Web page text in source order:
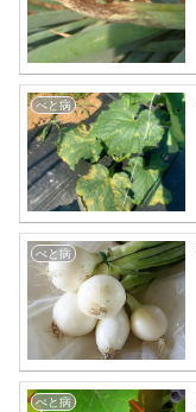
べと病
べと病
べと病